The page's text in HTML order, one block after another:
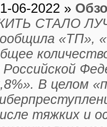
06-2022 »
СТАЛО
«ТП»,
Российской
В целом
тяжких и